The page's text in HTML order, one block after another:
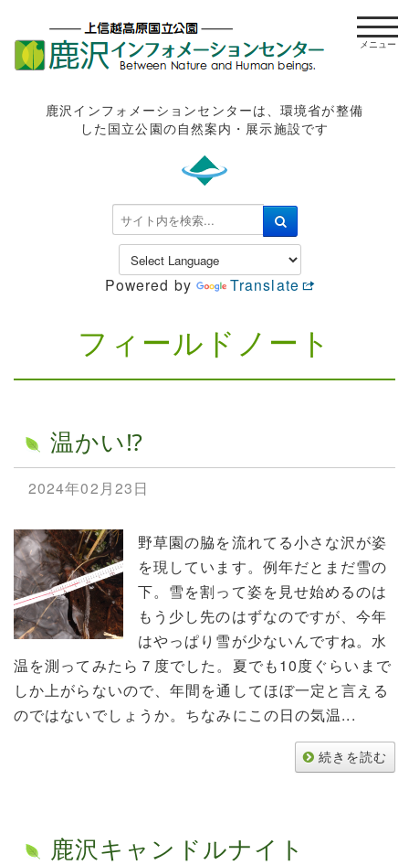
鹿沢インフォメーションセンターは、環境省が整備
した国立公園の自然案内・展示施設です
検
索
.
Powered by Translate
t
o
フィールドノート
温かい⁉
2024年02月23日
野草園の脇を流れてる小さな沢が姿
を現しています。例年だとまだ雪の
下。雪を割って姿を見せ始めるのは
もう少し先のはずなのですが、今年
はやっぱり雪が少ないんですね。水
温を測ってみたら７度でした。夏でも10度ぐらいまで
しか上がらないので、年間を通してほぼ一定と言える
のではないでしょうか。ちなみにこの日の気温...
続きを読む
鹿沢キャンドルナイト